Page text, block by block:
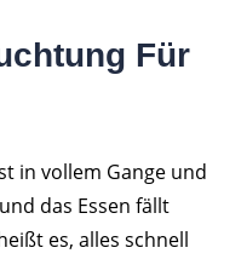
Für
in vollem Gange und
das Essen fällt
es, alles schnell